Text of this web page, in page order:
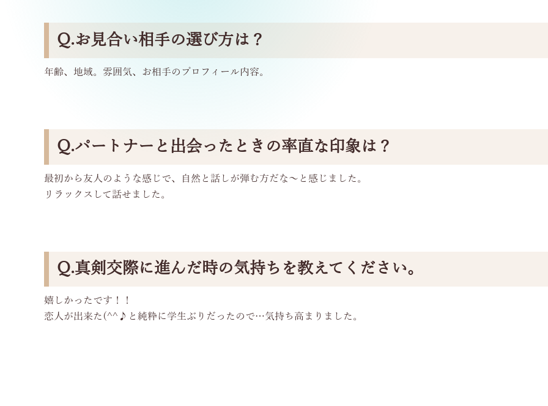
Q.お見合い相手の選び方は？
年齢、地域。雰囲気、お相手のプロフィール内容。
Q.パートナーと出会ったときの率直な印象は？
最初から友人のような感じで、自然と話しが弾む方だな～と感じました。
リラックスして話せました。
Q.真剣交際に進んだ時の気持ちを教えてください。
嬉しかったです！！
恋人が出来た(^^♪と純粋に学生ぶりだったので…気持ち高まりました。